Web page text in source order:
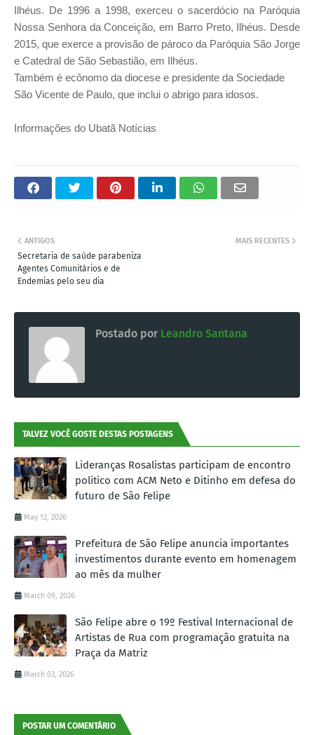
Ilhéus. De 1996 a 1998, exerceu o sacerdócio na Paróquia
Nossa Senhora da Conceição, em Barro Preto, Ilhéus. Desde
2015, que exerce a provisão de pároco da Paróquia São Jorge
e Catedral de São Sebastião, em Ilhéus.
Também é ecônomo da diocese e presidente da Sociedade
São Vicente de Paulo, que inclui o abrigo para idosos.
Informações do Ubatã Notícias
MAIS RECENTES
ANTIGOS
Secretaria de saúde parabeniza
Agentes Comunitários e de
Endemias pelo seu dia
Postado por Leandro Santana
TALVEZ VOCÊ GOSTE DESTAS POSTAGENS
Lideranças Rosalistas participam de encontro
político com ACM Neto e Ditinho em defesa do
futuro de São Felipe
May 12, 2026
Prefeitura de São Felipe anuncia importantes
investimentos durante evento em homenagem
ao mês da mulher
March 09, 2026
São Felipe abre o 19º Festival Internacional de
Artistas de Rua com programação gratuita na
Praça da Matriz
March 03, 2026
POSTAR UM COMENTÁRIO